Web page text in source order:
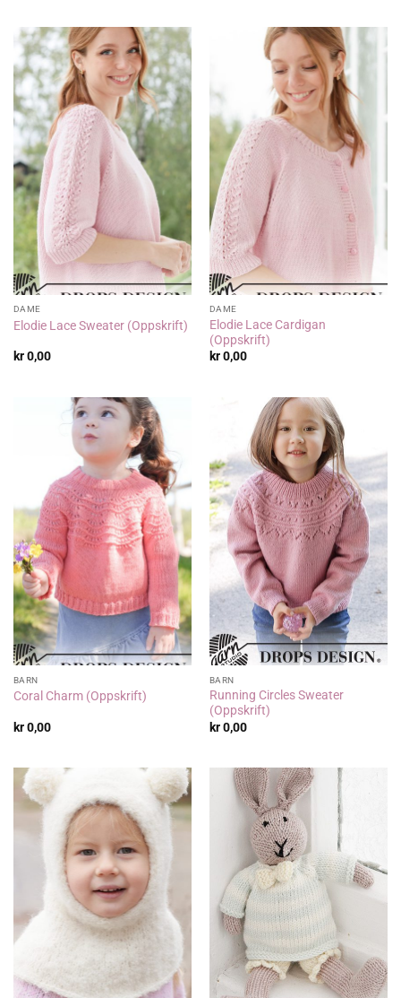
DAME
Elodie Lace Sweater (Oppskrift)
kr0,00
DAME
Elodie Lace Cardigan
(Oppskrift)
kr0,00
BARN
Coral Charm (Oppskrift)
kr0,00
BARN
Running Circles Sweater
(Oppskrift)
kr0,00